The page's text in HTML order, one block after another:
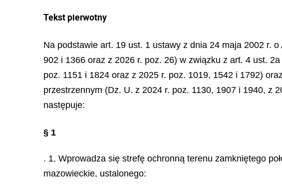
Tekst pierwotny
Na podstawie art. 19 ust. 1 ustawy z dnia 24 maja 2002 r.
902 i 1366 oraz z 2026 r. poz. 26) w związku z art. 4 ust.
poz. 1151 i 1824 oraz z 2025 r. poz. 1019, 1542 i 1792)
przestrzennym (Dz. U. z 2024 r. poz. 1130, 1907 i 1940, z
następuje:
§ 1
. 1. Wprowadza się strefę ochronną terenu zamkniętego
mazowieckie, ustalonego: